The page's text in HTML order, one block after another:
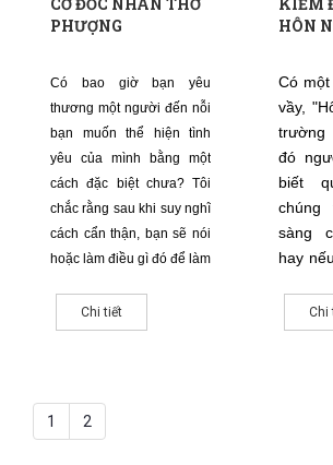
PHƯỢNG
Có bao giờ bạn yêu
thương một người đến nỗi
bạn muốn thể hiện tình
yêu của mình bằng một
cách đặc biệt chưa? Tôi
chắc rằng sau khi suy nghĩ
cách cẩn thận, bạn sẽ nói
hoặc làm điều gì đó để làm
lòng. Để sau đó, biết được
rằng bạn đã mang niềm
giác tuyệt vời sao
Chi tiết
HÔN
Có
vầy,
trường
đó
biết
chúng
sàng
hay
ngẫu,
rất là
Chi
1 2